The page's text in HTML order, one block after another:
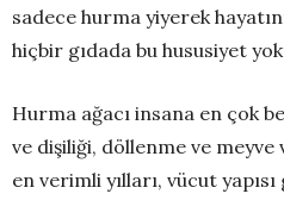
sadece hurma yiyerek
hiçbir gıdada bu hususiyet
Hurma ağacı insana en çok
ve dişiliği, döllenme ve
en verimli yılları, vücut